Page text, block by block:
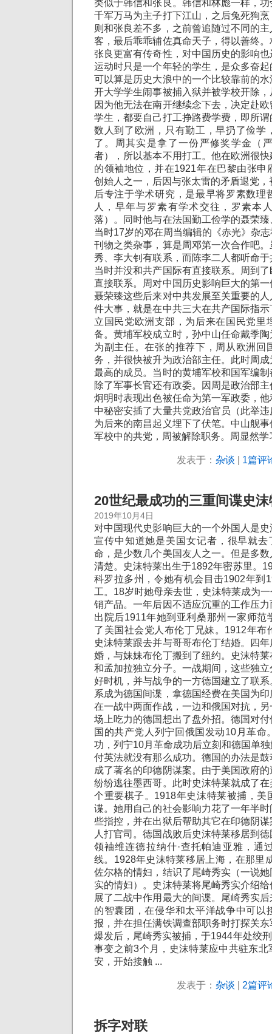
类似于韩信和张良。韩信和林彪一样，
千军万马为主子打下江山，之后兔死狗
则和张良差不多，之前曾追随过不同的
客，最后乖乖辅佐真命天子，得以善终
张良更富有传奇性，对中国历史的影响
运动时只是一个年轻的学生，是众多奋
可以算是历史大浪中的一个比较靠前的
开大学学生闹事被捕入狱并被学校开除
因为他无法在南开继续念下去，决定赴
学生，都要自己打工挣路费学费，即所
数人到了欧洲，只有勤工，早扔了俭学
了。周其实是拿了一份严修奖学金（
者），所以基本不用打工。他在欧洲很
的领袖地位，并在1921年在巴黎由张申
创始人之一，后因与张太雷的矛盾退党
后专注于学术研究，是最早将罗素数理
人，早年与罗素有学术交往，罗素本
落）。同时他与在法国勤工俭学的聂荣
当时17岁的邓在周当编辑的《赤光》杂
刊物之类杂事，算是周邓第一次合作吧
秀、李大钊有联系，而陈李二人都听命
当时并没和共产国际有直接联系。周到
直接联系。周对中国历史影响巨大的第
聂荣臻这些后来对中共发展至关重要的
件大事，就是在中共三大在共产国际指
立国民党欧洲支部，为后来在国民党里
备。黄埔军校成立时，孙中山任命戴季
为副主任。在张的推荐下，周从欧洲回
务，并很快被升为政治部主任。此时周
最高的成员。当时的黄埔军校和国军编
除了军事长官还有政委。因周是政治部
炯明时表现出色被任命为第一军政委，
中秘密安插了大量共党政治官员（此举
为后来的南昌起义埋下了伏笔。中山舰
军校中的共党，周被解除职务。周显然学
发表于： 杂谈 1篇评
20世纪最成功的三重间谍史
2019年10月4日
对中国现代史影响巨大的一个外国人是
宣传中知道她是美国女记者，很早就去
命，是少数几个美国友人之一。但是多
清楚。史沫特莱出生于1892年密苏里。
科罗拉多州，令她有机会目击1902年到
工。18岁时她母亲去世，史沫特莱成为
销产品。一年后因不适应沉重的工作压
出院后1911年她到亚利桑那州一家师范
了美国社会党人布伦丁兄妹。1912年布
史沫特莱跟去并与哥哥布伦丁结婚。四
婚，与妹妹布伦丁搬到了纽约。史沫特
和孟加拉独立分子。一战期间，这些独
好时机，并与战争的一方德国建立了联
系成为德国间谍，拿德国经费在美国为
在一战中两面作战，一边和俄国对抗，
场上吃力的德国想出了盘外招。德国对
国的共产党人列宁回俄国发动10月革命
功，列宁10月革命成功后立刻和德国单
付英法就没有那么成功。德国的办法是
成了著名的印德阴谋案。由于美国政府
纷纷逃往墨西哥。此时史沫特莱就成了
个重要棋子。1918年史沫特莱被捕，美
谍。她用自己的社会影响力花了一年半
些指控，并在出狱后帮助其它在印德阴
人打官司。德国战败后史沫特莱移居到
领袖维连德拉纳什·查托帕迪亚雅，通
线。1928年史沫特莱移居上海，在那里
佐尔格的情妇，结识了尾崎秀实（一说
实的情妇）。史沫特莱将尾崎秀实介绍
展了二战中作用最大的间谍。尾崎秀实
的智囊团，在侵华和太平洋战争中可以
报，并在担任满铁调查部职务时打探关
爆发后，尾崎秀实被捕，于1944年处绞
事变之前3个月，史沫特莱应中共驻东
安，开始接触 ...
发表于： 杂谈 2篇评
拆字对联